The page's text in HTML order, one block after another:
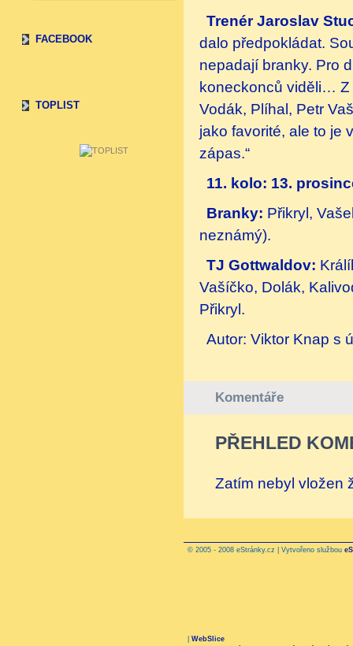
FACEBOOK
TOPLIST
Trenér Jaroslav
dalo předpokládat.
nepadají branky. Pro
koneckonců viděli… Z
Vodák, Plíhal, Petr
jako favorité, ale to je
zápas.“
11. kolo: 13.
Branky: Přikryl,
neznámý).
TJ Gottwaldov:
Vašíčko, Dolák,
Přikryl.
Autor: Viktor Knap s
Komentáře
PŘEHLED
Zatím nebyl vložen
© 2005 - 2008 eStránky.cz | Vytvořeno službou
WebSlice